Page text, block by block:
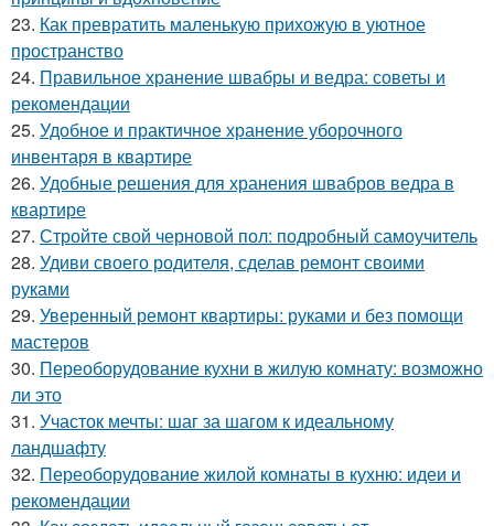
23. Как превратить маленькую прихожую в уютное
пространство
24. Правильное хранение швабры и ведра: советы и
рекомендации
25. Удобное и практичное хранение уборочного
инвентаря в квартире
26. Удобные решения для хранения швабров ведра в
квартире
27. Стройте свой черновой пол: подробный самоучитель
28. Удиви своего родителя, сделав ремонт своими
руками
29. Уверенный ремонт квартиры: руками и без помощи
мастеров
30. Переоборудование кухни в жилую комнату: возможно
ли это
31. Участок мечты: шаг за шагом к идеальному
ландшафту
32. Переоборудование жилой комнаты в кухню: идеи и
рекомендации